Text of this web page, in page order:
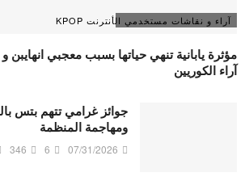
آراء و نقاشات مستخدمي الأنترنت KPOP
مؤثرة يابانية تنهي حياتها بسبب معجبي
آراء الكوريين
جوائز غرامي تتهم بتس
ومهاجمة المنظمة
07/31/2026
6
346